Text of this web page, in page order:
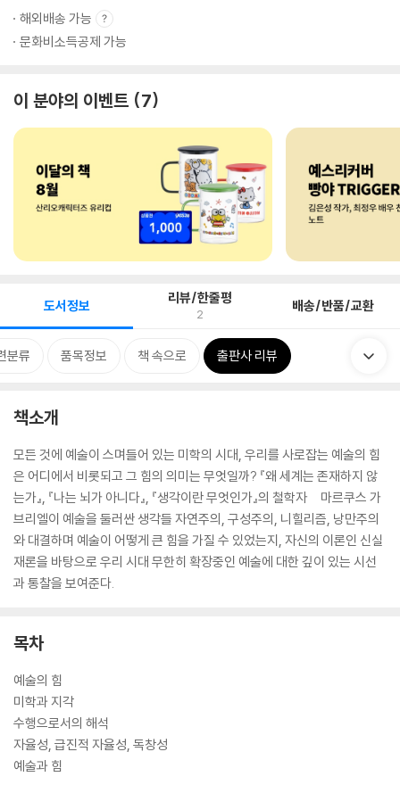
해외배송 가능
문화비소득공제 가능
이 분야의 이벤트 7
도서정보 리뷰/한줄평
2 배송/반품/교환
분류 품목정보 책 속으로 출판사 리뷰
책소개
모든 것에 예술이 스며들어 있는 미학의 시대, 우리를 사로잡는 예술의 힘
은 어디에서 비롯되고 그 힘의 의미는 무엇일까? 『왜 세계는 존재하지 않
는가』, 『나는 뇌가 아니다』, 『생각이란 무엇인가』의 철학자 마르쿠스 가
브리엘이 예술을 둘러싼 생각들 자연주의, 구성주의, 니힐리즘, 낭만주의
와 대결하며 예술이 어떻게 큰 힘을 가질 수 있었는지, 자신의 이론인 신실
재론을 바탕으로 우리 시대 무한히 확장중인 예술에 대한 깊이 있는 시선
과 통찰을 보여준다.
목차
예술의 힘
미학과 지각
수행으로서의 해석
자율성, 급진적 자율성, 독창성
예술과 힘